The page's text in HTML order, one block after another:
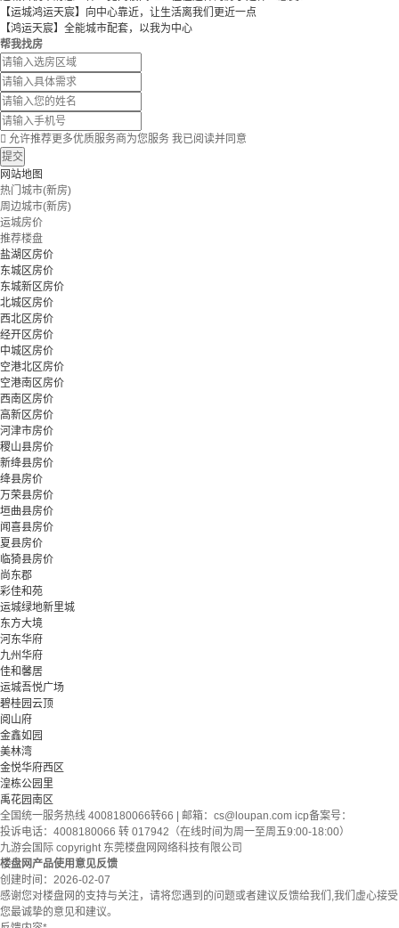
【运城鸿运天宸】向中心靠近，让生活离我们更近一点
【鸿运天宸】全能城市配套，以我为中心
帮我找房
 允许推荐更多优质服务商为您服务 我已阅读并同意
提交
网站地图
热门城市(新房)
周边城市(新房)
运城房价
推荐楼盘
盐湖区房价
东城区房价
东城新区房价
北城区房价
西北区房价
经开区房价
中城区房价
空港北区房价
空港南区房价
西南区房价
高新区房价
河津市房价
稷山县房价
新绛县房价
绛县房价
万荣县房价
垣曲县房价
闻喜县房价
夏县房价
临猗县房价
尚东郡
彩佳和苑
运城绿地新里城
东方大境
河东华府
九州华府
佳和馨居
运城吾悦广场
碧桂园云顶
阅山府
金鑫如园
美林湾
金悦华府西区
湟栋公园里
禹花园南区
全国统一服务热线 4008180066转66 | 邮箱： cs@loupan.com icp备案号：
投诉电话：4008180066 转 017942（在线时间为周一至周五9:00-18:00）
九游会国际 copyright 东莞楼盘网网络科技有限公司
楼盘网产品使用意见反馈
创建时间： 2026-02-07
感谢您对楼盘网的支持与关注，请将您遇到的问题或者建议反馈给我们,我们虚心接受
您最诚挚的意见和建议。